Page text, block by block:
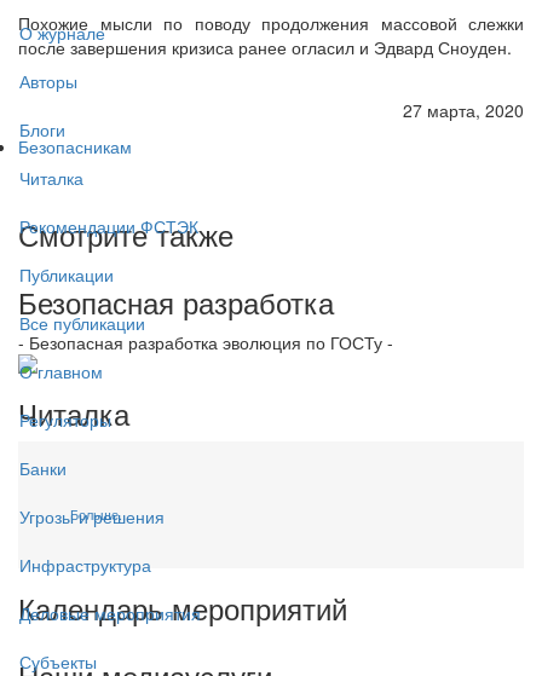
О журнале
Авторы
Блоги
Читалка
Рекомендации ФСТЭК
Публикации
Все публикации
О главном
Регуляторы
Банки
Угрозы и решения
Инфраструктура
Деловые мероприятия
Субъекты
Похожие мысли по поводу продолжения массовой слежки
после завершения кризиса ранее огласил и Эдвард Сноуден.
27 марта, 2020
Безопасникам
Смотрите также
Безопасная разработка
- Безопасная разработка эволюция по ГОСТу -
Читалка
Больше...
Календарь мероприятий